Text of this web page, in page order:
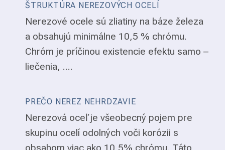
ŠTRUKTÚRA NEREZOVÝCH OCELÍ
Nerezové ocele sú zliatiny na báze železa
a obsahujú minimálne 10,5 % chrómu.
Chróm je príčinou existencie efektu samo –
liečenia, ....
PREČO NEREZ NEHRDZAVIE
Nerezová oceľ je všeobecný pojem pre
skupinu ocelí odolných voči korózii s